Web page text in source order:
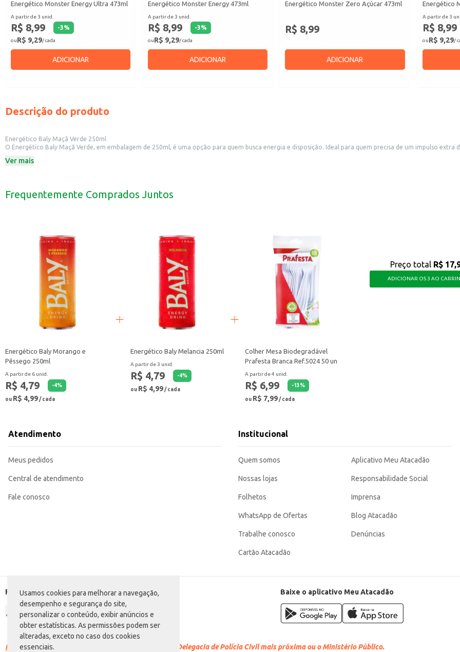
Usamos cookies para melhorar a navegação,
desempenho e segurança do site,
personalizar o conteúdo, exibir anúncios e
obter estatísticas. As permissões podem ser
alteradas, exceto no caso dos cookies
essenciais.
Energético Monster Energy Ultra 473ml
A partir de 3 unid.
R$ 8,99 -3%
ouR$ 9,29/ cada
ADICIONAR
Energético Monster Energy 473ml
A partir de 3 unid.
R$ 8,99 -3%
ouR$ 9,29/ cada
ADICIONAR
Energético Monster Zero Açúcar 473ml
R$ 8,99
ADICIONAR
Energético
A partir de 3
R$ 8,99
ouR$ 9,29/
Descrição do produto
Energético Baly Maçã Verde 250ml
O Energético Baly Maçã Verde, em embalagem de 250ml, é uma opção para quem busca energia e disposição. Ideal para quem precisa de um impulso
Dicas de Uso:
Uma opção para oferecer em seu estabelecimento comercial, como bares e lanchonetes.
Ver mais
Frequentemente Comprados Juntos
Energético Baly Morango e
Pêssego 250ml
A partir de 6 unid.
R$ 4,79 -4%
ou R$ 4,99/ cada
Energético Baly Melancia 250ml
A partir de 3 unid.
R$ 4,79 -4%
ou R$ 4,99/ cada
Colher Mesa Biodegradável
Prafesta Branca Ref.5024 50 un
A partir de 4 unid.
R$ 6,99 -13%
ou R$ 7,99/ cada
Preço total R$
ADICIONAR OS 3 AO
Atendimento
Meus pedidos
Central de atendimento
Fale conosco
Institucional
Quem somos
Nossas lojas
Folhetos
WhatsApp de Ofertas
Trabalhe conosco
Cartão Atacadão
Aplicativo Meu Atacadão
Responsabilidade Social
Imprensa
Blog Atacadão
Denúncias
Formas de pagamento Baixe o aplicativo Meu Atacadão
Racismo é crime. Denuncie. Disque 100 ou procure a Delegacia de Polícia Civil mais próxima ou o Ministério Público.